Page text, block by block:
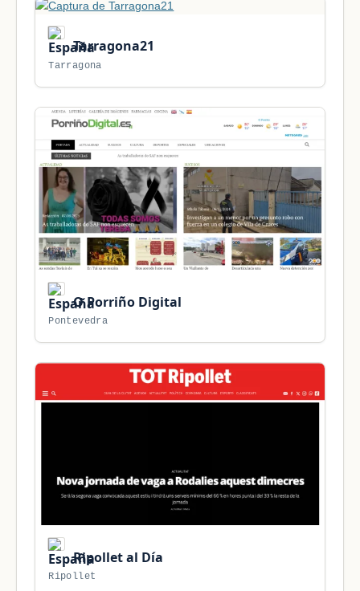
Tarragona21
Tarragona
O Porriño Digital
Pontevedra
Ripollet al Día
Ripollet